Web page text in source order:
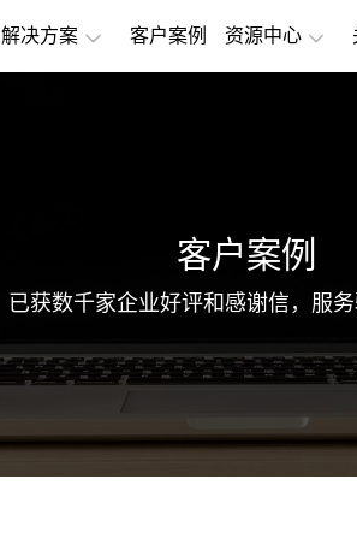
解决方案 客户案例 资源中心
客户案例
已获数千家企业好评和感谢信，服